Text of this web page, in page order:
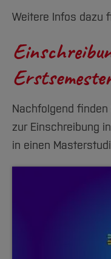
Arbeiten im FB
Team
Aktuelles
Fachgruppen
Forschung
Team
Service
BO Shop
Vertretungen
International
Medienzentrum
Zentrale
Weitere Infos dazu
Nachfolgend
zur Einschreibung
in einen